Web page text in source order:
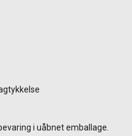
i uåbnet emballage.